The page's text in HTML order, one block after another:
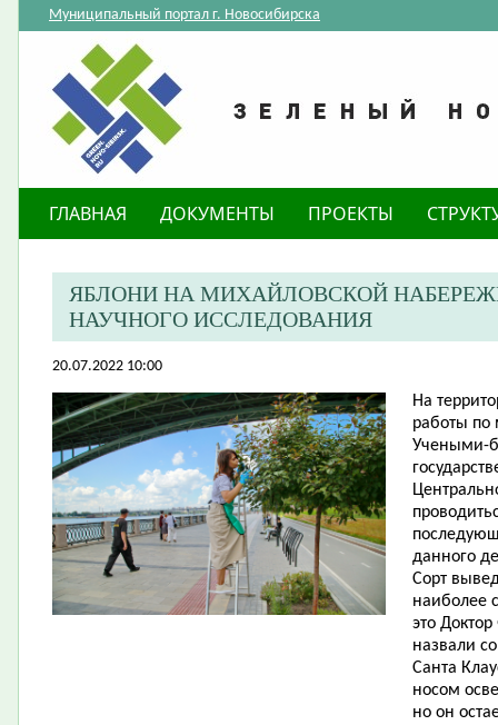
Муниципальный портал г. Новосибирска
ГЛАВНАЯ ДОКУМЕНТЫ ПРОЕКТЫ
​ЯБЛОНИ НА МИХАЙЛОВСКОЙ
НАУЧНОГО ИССЛЕДОВАНИЯ
20.07.2022 10:00
На
работы по
Учеными-
данного
Сорт
наиболее
это
назвали
Санта
носом
но он